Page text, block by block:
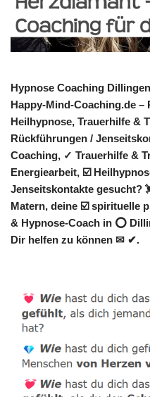
Hypnose Coaching
Happy-Mind-Coaching.de –
Heilhypnose, Trauerhilfe &
Rückführungen /
Coaching, ✓ Trauerhilfe &
Energiearbeit, ☑️
Jenseitskontakte gesucht?
Matern, deine ☑️ spirituelle
& Hypnose-Coach in ⭕
Dir helfen zu können ✉ ✔.